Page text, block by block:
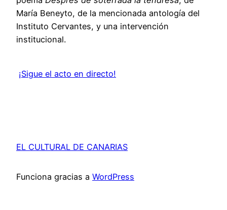
María Beneyto, de la mencionada antología del
Instituto Cervantes, y una intervención
institucional.
¡Sigue el acto en directo!
EL CULTURAL DE CANARIAS
Funciona gracias a WordPress